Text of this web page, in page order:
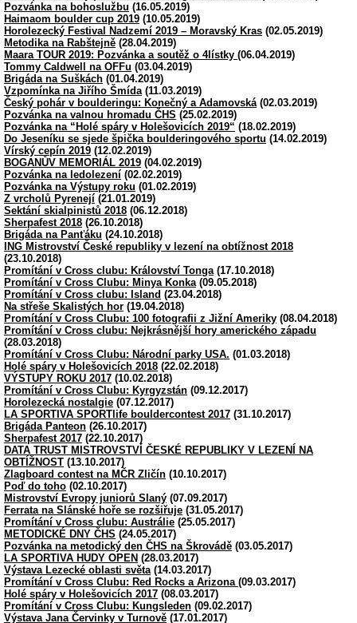
Pozvánka na bohoslužbu (16.05.2019)
Haimaom boulder cup 2019 (10.05.2019)
Horolezecký Festival Nadzemí 2019 – Moravský Kras (02.05.2019)
Metodika na Rabštejně (28.04.2019)
Maara TOUR 2019: Pozvánka a soutěž o 4lístky (06.04.2019)
Tommy Caldwell na OFFu (03.04.2019)
Brigáda na Suškách (01.04.2019)
Vzpomínka na Jiřího Šmída(11.03.2019)
Český pohár v boulderingu: Konečný a Adamovská(02.03.2019)
Pozvánka na valnou hromadu ČHS (25.02.2019)
Pozvánka na “Holé spáry v Holešovicích 2019“ (18.02.2019)
Do Jeseníku se sjede špička boulderingového sportu (14.02.2019)
Vírský cepín 2019 (12.02.2019)
BOGANŮV MEMORIÁL 2019 (04.02.2019)
Pozvánka na ledolezení (02.02.2019)
Pozvánka na Výstupy roku (01.02.2019)
Z vrcholů Pyrenejí (21.01.2019)
Sektání skialpinistů 2018 (06.12.2018)
Sherpafest 2018 (26.10.2018)
Brigáda na Panťáku (24.10.2018)
ING Mistrovství České republiky v lezení na obtížnost 2018
(23.10.2018)
Promítání v Cross clubu: Království Tonga(17.10.2018)
Promítání v Cross Clubu: Minya Konka(09.05.2018)
Promítání v Cross clubu: Island (23.04.2018)
Na střeše Skalistých hor (19.04.2018)
Promítání v Cross Clubu: 100 fotografii z Jižní Ameriky (08.04.2018)
Promítání v Cross clubu: Nejkrásnější hory amerického západu
(28.03.2018)
Promítání v Cross Clubu: Národní parky USA. (01.03.2018)
Holé spáry v Holešovicích 2018 (22.02.2018)
VÝSTUPY ROKU 2017 (10.02.2018)
Promítání v Cross Clubu: Kyrgyzstán (09.12.2017)
Horolezecká nostalgie (07.12.2017)
LA SPORTIVA SPORTlife bouldercontest 2017 (31.10.2017)
Brigáda Panteon (26.10.2017)
Sherpafest 2017 (22.10.2017)
DATA TRUST MISTROVSTVÍ ČESKÉ REPUBLIKY V LEZENÍ NA
OBTÍŽNOST (13.10.2017)
Zlagboard contest na MČR Zličín (10.10.2017)
Poď do toho (02.10.2017)
Mistrovství Evropy juniorů Slaný (07.09.2017)
Ferrata na Slánské hoře se rozšiřuje (31.05.2017)
Promítání v Cross clubu: Austrálie (25.05.2017)
METODICKÉ DNY ČHS (24.05.2017)
Pozvánka na metodický den ČHS na Škrovádě (03.05.2017)
LA SPORTIVA HUDY OPEN (28.03.2017)
Výstava Lezecké oblasti světa(14.03.2017)
Promítání v Cross Clubu: Red Rocks a Arizona (09.03.2017)
Holé spáry v Holešovicích 2017 (08.03.2017)
Promítání v Cross Clubu: Kungsleden (09.02.2017)
Výstava Jana Červinky v Turnově (17.01.2017)